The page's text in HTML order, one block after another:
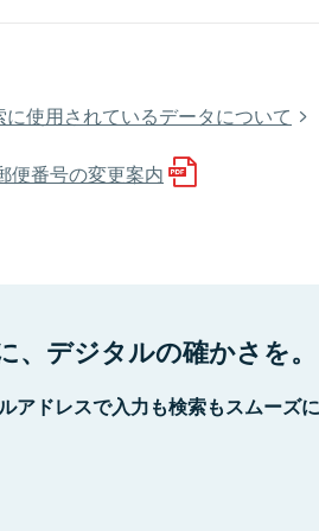
使用されているデータについて
便番号の変更案内
、デジタルの確かさを。
アドレスで入力も検索もスムーズ